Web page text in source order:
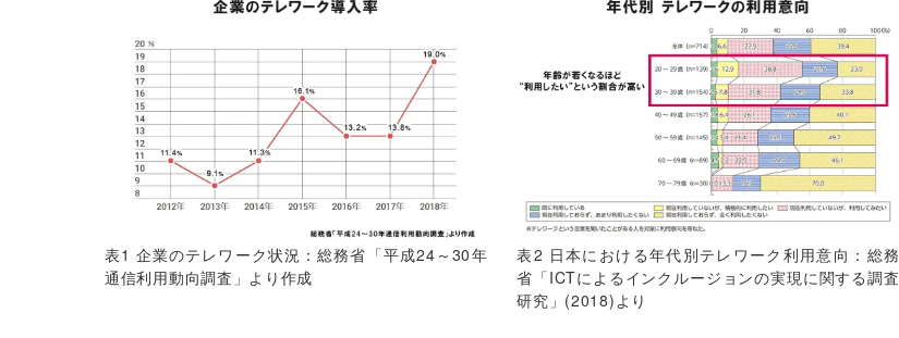
表1 企業のテレワーク状況：総務省「平成24～30年
通信利用動向調査」より作成
表2 日本における年代別テレワーク利用意向：総務
省「ICTによるインクルージョンの実現に関する調査
研究」(2018)より